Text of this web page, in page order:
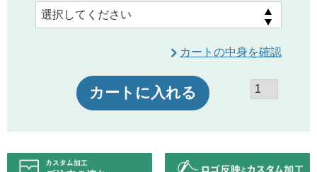
カートの中身を確認
カートに入れる